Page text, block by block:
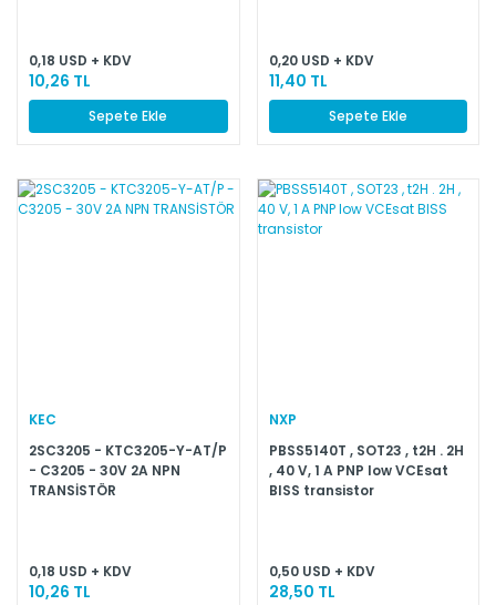
0,18 USD + KDV
10,26 TL
Sepete Ekle
0,20 USD + KDV
11,40 TL
Sepete Ekle
KEC
2SC3205 - KTC3205-Y-AT/P
- C3205 - 30V 2A NPN
TRANSİSTÖR
0,18 USD + KDV
10,26 TL
NXP
PBSS5140T , SOT23 , t2H . 2H
, 40 V, 1 A PNP low VCEsat
BISS transistor
0,50 USD + KDV
28,50 TL